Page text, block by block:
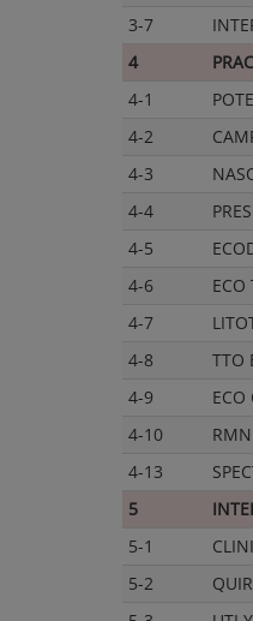
3-7
4
4-1
4-2
4-3
4-4
4-5
4-6
ECO
4-7
4-8
TTO
4-9
ECO
4-10
RMN
4-13
5
5-1
5-2